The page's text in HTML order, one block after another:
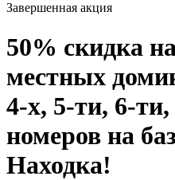
Завершенная акция
50% скидка
местных
4-х, 5-ти, 6-
номеров на
Находка!